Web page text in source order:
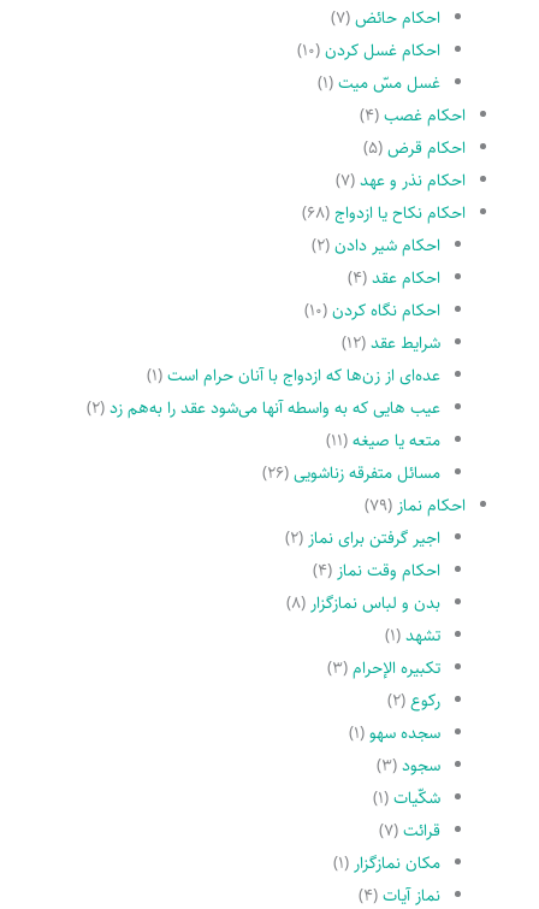
احکام حائض(۷)
احکام غسل کردن(۱۰)
غسل مسّ میت(۱)
احکام غصب(۴)
احکام قرض(۵)
احکام نذر و عهد(۷)
احکام نکاح یا ازدواج(۶۸)
احکام شیر دادن(۲)
احکام عقد(۴)
احکام نگاه کردن(۱۰)
شرایط عقد(۱۲)
عده‌اى از زن‌ها که ازدواج با آنان حرام است(۱)
عیب هایى که به واسطه آنها مى‌شود عقد را به‌هم زد(۲)
متعه یا صیغه(۱۱)
مسائل متفرقه زناشویى(۲۶)
احکام نماز (۷۹)
اجیر گرفتن براى نماز (۲)
احکام وقت نماز (۴)
بدن و لباس نمازگزار (۸)
تشهد(۱)
تکبیره الإحرام(۳)
رکوع(۲)
سجده سهو(۱)
سجود(۳)
شکّیات(۱)
قرائت(۷)
مکان نمازگزار (۱)
نماز آیات(۴)